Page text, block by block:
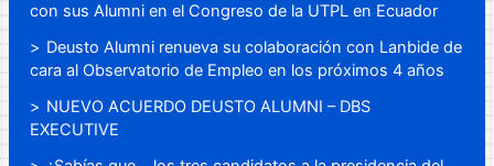
con sus Alumni en el Congreso de la UTPL en Ecuador
Deusto Alumni renueva su colaboración con Lanbide de
cara al Observatorio de Empleo en los próximos 4 años
NUEVO ACUERDO DEUSTO ALUMNI – DBS
EXECUTIVE